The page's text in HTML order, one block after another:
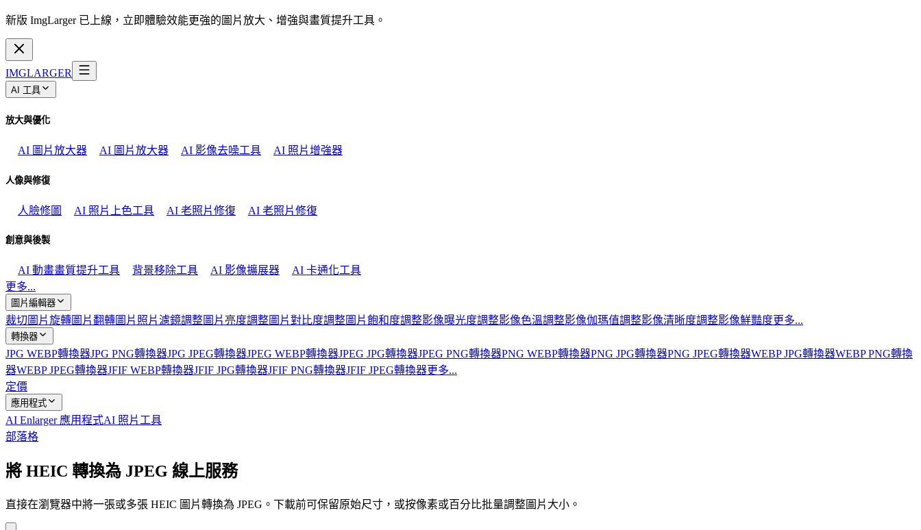
新版 ImgLarger 已上線，立即體驗效能更強的圖片放大、增強與畫質提升工具。
IMGLARGER
AI 工具
放大與優化
AI 圖片放大器 AI 圖片放大器 AI 影像去噪工具 AI 照片增強器
人像與修復
人臉修圖 AI 照片上色工具 AI 老照片修復 AI 老照片修復
創意與後製
AI 動畫畫質提升工具 背景移除工具 AI 影像擴展器
AI 卡通化工具
更多...
圖片編輯器
裁切圖片旋轉圖片翻轉圖片 照片濾鏡調整圖片亮度調整圖片對比度調整圖片飽和度調整影像曝光度調整影像色溫調整影像伽瑪值調整影像清晰度調整影像鮮豔度更多...
轉換器
JPG WEBP轉換器JPG PNG轉換器JPG JPEG轉換器JPEG WEBP轉換器JPEG JPG轉換器JPEG PNG轉換器PNG WEBP轉換器PNG JPG轉換器PNG JPEG轉換器WEBP JPG轉換器WEBP PNG轉換
器WEBP JPEG轉換器JFIF WEBP轉換器JFIF JPG轉換器JFIF PNG轉換器JFIF JPEG轉換器更多...
定價
應用程式
AI Enlarger 應用程式AI 照片工具
部落格
將 HEIC 轉換為 JPEG 線上服務
直接在瀏覽器中將一張或多張 HEIC 圖片轉換為 JPEG。下載前可保留原始尺寸，或按像素或百分比批量調整圖片大小。